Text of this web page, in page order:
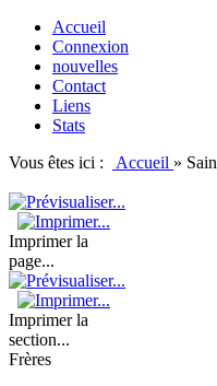
Accueil
Connexion
nouvelles
Contact
Liens
Stats
Vous êtes ici :
Accueil »
Imprimer la
page...
Imprimer la
section...
Frères